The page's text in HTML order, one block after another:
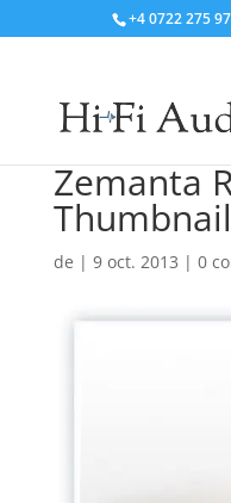
+4 0722 275
Zemanta
Thumbnail
de | 9 oct. 2013 | 0